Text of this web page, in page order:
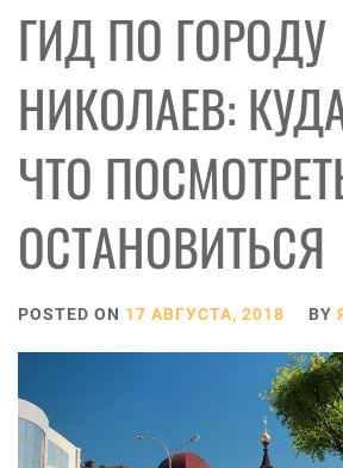
ГИД ПО ГОРОДУ
НИКОЛАЕВ:
ЧТО
ОСТАНОВИТЬСЯ
POSTED ON 17 АВГУСТА, 2018 BY